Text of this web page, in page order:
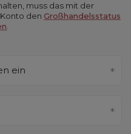
muss das mit der
den Großhandelsstatus
ein